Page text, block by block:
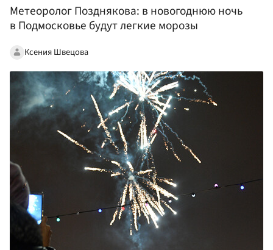
Метеоролог Позднякова: в новогоднюю ночь
в Подмосковье будут легкие морозы
Ксения Швецова